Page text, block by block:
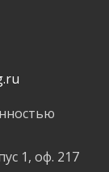
1, оф. 217